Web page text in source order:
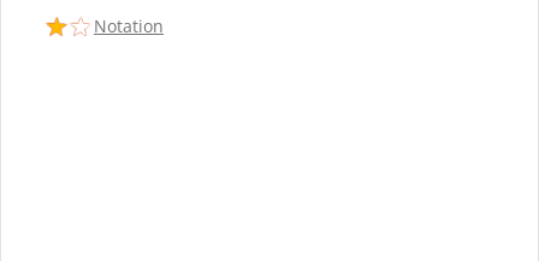
Notation